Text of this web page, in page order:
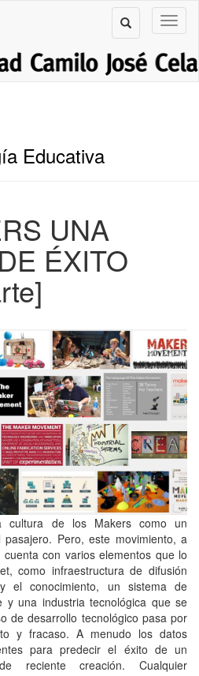
Educativa
UNA
ÉXITO
cultura de los Makers como un
pasajero. Pero, este movimiento, a
con varios elementos que lo
como infraestructura de difusión
el conocimiento, un sistema de
y una industria tecnológica que se
de desarrollo tecnológico pasa por
y fracaso. A menudo los datos
para predecir el éxito de un
reciente creación. Cualquier